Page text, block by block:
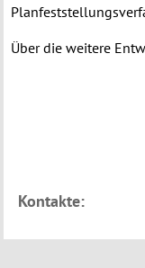
Über die weitere
Kontakte: